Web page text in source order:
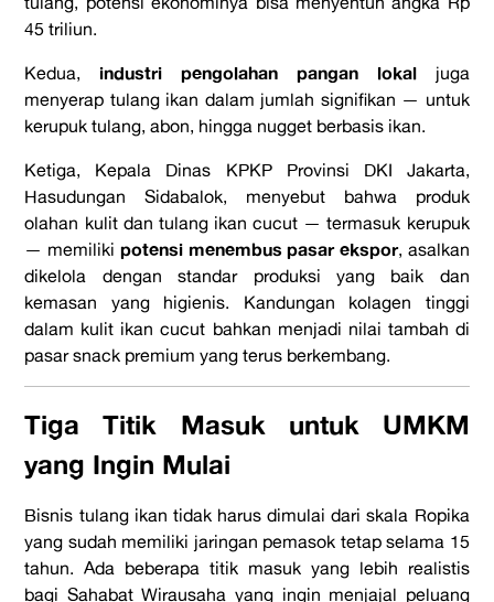
45 triliun.
Kedua, industri pengolahan pangan lokal
juga
menyerap tulang ikan dalam jumlah signifikan — untuk
kerupuk tulang, abon, hingga nugget berbasis ikan.
Ketiga, Kepala Dinas KPKP Provinsi DKI Jakarta,
Hasudungan Sidabalok, menyebut bahwa produk
olahan kulit dan tulang ikan cucut — termasuk kerupuk
— memiliki potensi menembus pasar ekspor, asalkan
dikelola dengan standar produksi yang baik dan
kemasan yang higienis. Kandungan kolagen tinggi
dalam kulit ikan cucut bahkan menjadi nilai tambah di
pasar snack premium yang terus berkembang.
Tiga Titik Masuk untuk UMKM
yang Ingin Mulai
Bisnis tulang ikan tidak harus dimulai dari skala Ropika
yang sudah memiliki jaringan pemasok tetap selama 15
tahun. Ada beberapa titik masuk yang lebih realistis
bagi Sahabat Wirausaha yang ingin menjajal peluang